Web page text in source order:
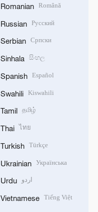
Romanian Română
Russian Русский
Serbian Српски
Sinhala සිංහල
Spanish Español
Swahili Kiswahili
Tamil தமிழ்
Thai ไทย
Turkish Türkçe
Ukrainian Українська
Urdu اردو
Vietnamese Tiếng Việt